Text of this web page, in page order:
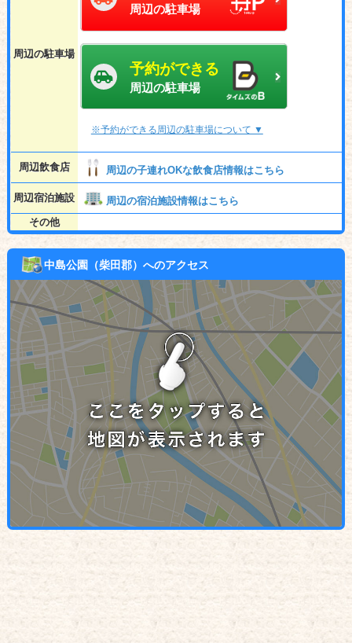
周辺の駐車場
周辺の駐車場
予約ができる
周辺の駐車場
※予約ができる周辺の駐車場について ▼
周辺飲食店 周辺の子連れOKな飲食店情報はこちら
周辺宿泊施設
周辺の宿泊施設情報はこちら
その他
中島公園（柴田郡）へのアクセス